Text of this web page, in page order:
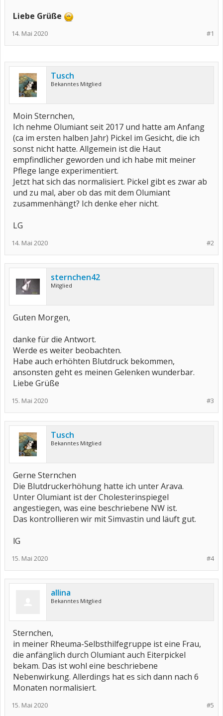
Liebe Grüße
#1
14. Mai 2020
Tusch
Bekanntes Mitglied
Moin Sternchen,
Ich nehme Olumiant seit 2017 und hatte am Anfang
(ca im ersten halben Jahr) Pickel im Gesicht, die ich
sonst nicht hatte. Allgemein ist die Haut
empfindlicher geworden und ich habe mit meiner
Pflege lange experimentiert.
Jetzt hat sich das normalisiert. Pickel gibt es zwar ab
und zu mal, aber ob das mit dem Olumiant
zusammenhängt? Ich denke eher nicht.
LG
#2
14. Mai 2020
sternchen42
Mitglied
Guten Morgen,
danke für die Antwort.
Werde es weiter beobachten.
Habe auch erhöhten Blutdruck bekommen,
ansonsten geht es meinen Gelenken wunderbar.
Liebe Grüße
#3
15. Mai 2020
Tusch
Bekanntes Mitglied
Gerne Sternchen
Die Blutdruckerhöhung hatte ich unter Arava.
Unter Olumiant ist der Cholesterinspiegel
angestiegen, was eine beschriebene NW ist.
Das kontrollieren wir mit Simvastin und läuft gut.
lG
#4
15. Mai 2020
allina
Bekanntes Mitglied
Sternchen,
in meiner Rheuma-Selbsthilfegruppe ist eine Frau,
die anfänglich durch Olumiant auch Eiterpickel
bekam. Das ist wohl eine beschriebene
Nebenwirkung. Allerdings hat es sich dann nach 6
Monaten normalisiert.
#5
15. Mai 2020